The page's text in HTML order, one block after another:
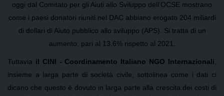
oggi dal Comitato per gli Aiuti allo Sviluppo dell’OCSE mostrano
come i paesi donatori riuniti nel DAC abbiano erogato 204 miliardi
di dollari di Aiuto pubblico allo sviluppo (APS). Si tratta di un
aumento, pari al 13.6% rispetto al 2021.
Tuttavia il CINI - Coordinamento Italiano NGO Internazionali
insieme a larga parte di società civile, sottolinea come i dati ci
dicano che questo è dovuto in larga parte alla crescita dei costi di